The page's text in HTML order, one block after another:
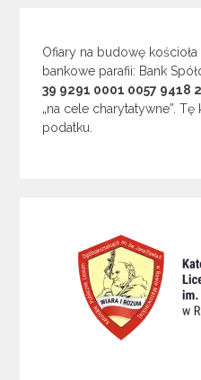
Ofiary na budowę
bankowe parafii: Bank
39 9291 0001 0057 9418
„na cele charytatywne”.
podatku.